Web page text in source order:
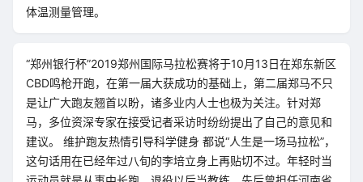
体温测量管理。
“郑州银行杯”2019郑州国际马拉松赛将于10月13日在郑东新区
CBD鸣枪开跑，在第一届大获成功的基础上，第二届郑马不只
是让广大跑友翘首以盼，诸多业内人士也极为关注。针对郑
马，多位资深专家在接受记者采访时纷纷提出了自己的意见和
建议。 维护跑友热情引导科学健身 都说“人生是一场马拉松”，
这句话用在已经年过八旬的李培立身上再贴切不过。年轻时当